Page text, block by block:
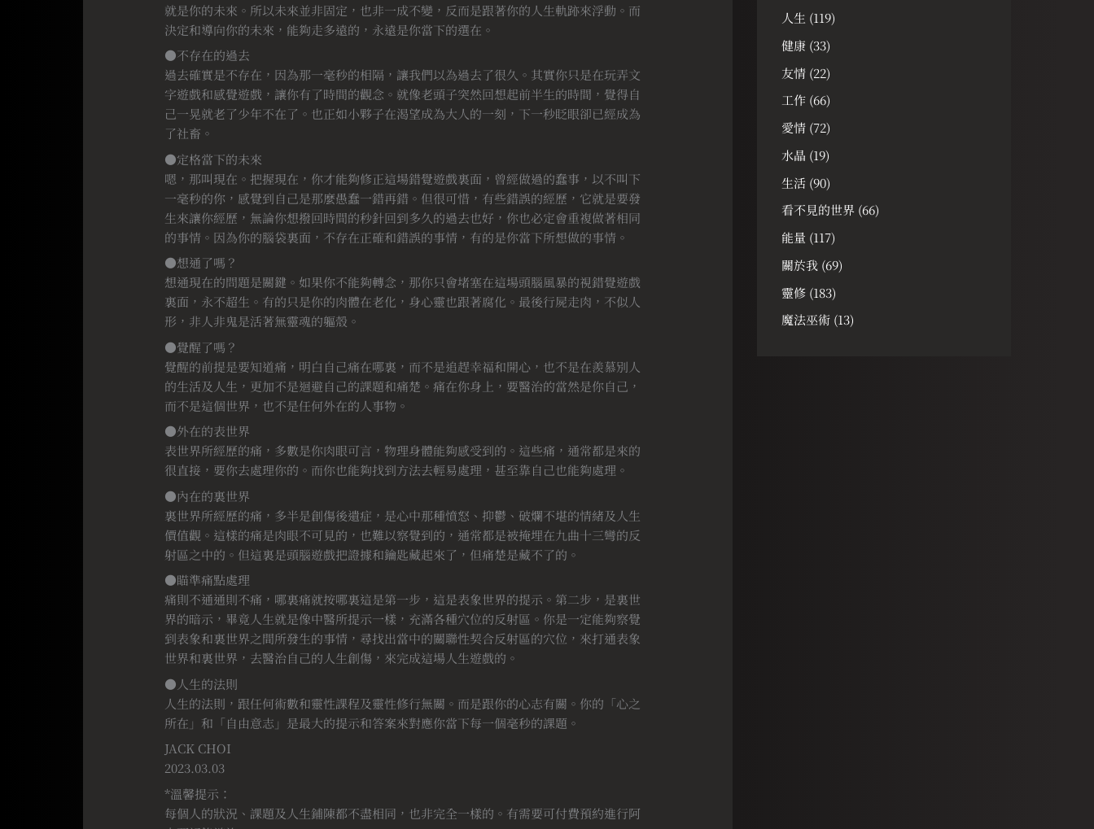
就是你的未來。所以未來並非固定，也非一成不變，反而是跟著你的人生軌跡來浮動。而
決定和導向你的未來，能夠走多遠的，永遠是你當下的選在。
●不存在的過去
過去確實是不存在，因為那一毫秒的相隔，讓我們以為過去了很久。其實你只是在玩弄文
字遊戲和感覺遊戲，讓你有了時間的觀念。就像老頭子突然回想起前半生的時間，覺得自
己一晃就老了少年不在了。也正如小夥子在渴望成為大人的一刻，下一秒眨眼卻已經成為
了社畜。
●定格當下的未來
嗯，那叫現在。把握現在，你才能夠修正這場錯覺遊戲裏面，曾經做過的蠢事，以不叫下
一毫秒的你，感覺到自己是那麼愚蠢一錯再錯。但很可惜，有些錯誤的經歷，它就是要發
生來讓你經歷，無論你想撥回時間的秒針回到多久的過去也好，你也必定會重複做著相同
的事情。因為你的腦袋裏面，不存在正確和錯誤的事情，有的是你當下所想做的事情。
●想通了嗎？
想通現在的問題是關鍵。如果你不能夠轉念，那你只會堵塞在這場頭腦風暴的視錯覺遊戲
裏面，永不超生。有的只是你的肉體在老化，身心靈也跟著腐化。最後行屍走肉，不似人
形，非人非鬼是活著無靈魂的軀殼。
●覺醒了嗎？
覺醒的前提是要知道痛，明白自己痛在哪裏，而不是追趕幸福和開心，也不是在羨慕別人
的生活及人生，更加不是迴避自己的課題和痛楚。痛在你身上，要醫治的當然是你自己，
而不是這個世界，也不是任何外在的人事物。
●外在的表世界
表世界所經歷的痛，多數是你肉眼可言，物理身體能夠感受到的。這些痛，通常都是來的
很直接，要你去處理你的。而你也能夠找到方法去輕易處理，甚至靠自己也能夠處理。
●內在的裏世界
裏世界所經歷的痛，多半是創傷後遺症，是心中那種憤怒、抑鬱、破爛不堪的情緒及人生
價值觀。這樣的痛是肉眼不可見的，也難以察覺到的，通常都是被掩埋在九曲十三彎的反
射區之中的。但這裏是頭腦遊戲把證據和鑰匙藏起來了，但痛楚是藏不了的。
●瞄準痛點處理
痛則不通通則不痛，哪裏痛就按哪裏這是第一步，這是表象世界的提示。第二步，是裏世
界的暗示，畢竟人生就是像中醫所提示一樣，充滿各種穴位的反射區。你是一定能夠察覺
到表象和裏世界之間所發生的事情，尋找出當中的關聯性契合反射區的穴位，來打通表象
世界和裏世界，去醫治自己的人生創傷，來完成這場人生遊戲的。
●人生的法則
人生的法則，跟任何術數和靈性課程及靈性修行無關。而是跟你的心志有關。你的「心之
所在」和「自由意志」是最大的提示和答案來對應你當下每一個毫秒的課題。
JACK CHOI
2023.03.03
*溫馨提示：
每個人的狀況、課題及人生鋪陳都不盡相同，也非完全一樣的。有需要可付費預約進行阿
人生 (119)
健康 (33)
友情 (22)
工作 (66)
愛情 (72)
水晶 (19)
生活 (90)
看不見的世界 (66)
能量 (117)
關於我 (69)
靈修 (183)
魔法巫術 (13)